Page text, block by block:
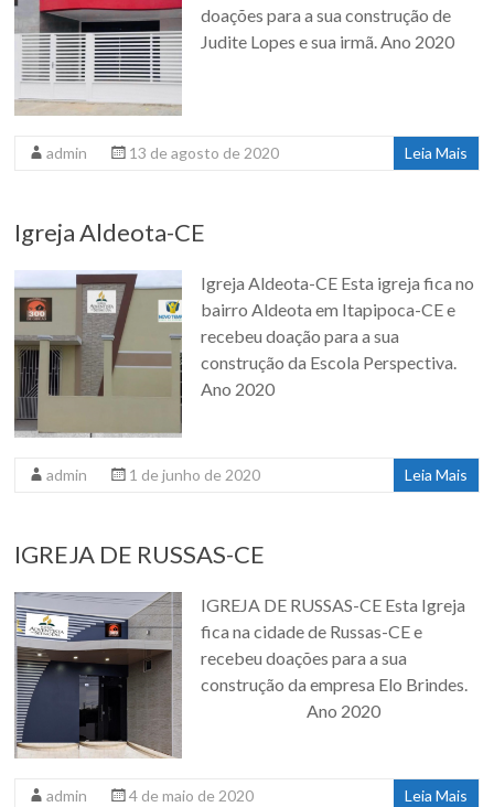
doações para a sua construção de
Judite Lopes e sua irmã. Ano 2020
admin 13 de agosto de 2020 Leia Mais
Igreja Aldeota-CE
Igreja Aldeota-CE Esta igreja fica no
bairro Aldeota em Itapipoca-CE e
recebeu doação para a sua
construção da Escola Perspectiva.
Ano 2020
admin 1 de junho de 2020 Leia Mais
IGREJA DE RUSSAS-CE
IGREJA DE RUSSAS-CE Esta Igreja
fica na cidade de Russas-CE e
recebeu doações para a sua
construção da empresa Elo Brindes.
Ano 2020
admin 4 de maio de 2020 Leia Mais